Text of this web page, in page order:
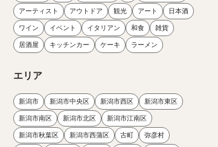
アーティスト アウトドア 観光 アート 日本酒
ワイン イベント イタリアン 和食 雑貨
居酒屋 キッチンカー ケーキ ラーメン
エリア
新潟市 新潟市中央区 新潟市西区 新潟市東区
新潟市南区 新潟市北区 新潟市江南区
新潟市秋葉区 新潟市西蒲区 古町 弥彦村